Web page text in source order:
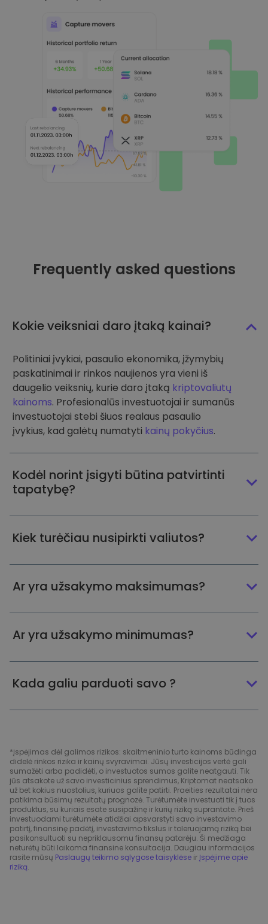
Frequently asked questions
Kokie veiksniai daro įtaką kainai?
Politiniai įvykiai, pasaulio ekonomika, įžymybių
paskatinimai ir rinkos naujienos yra vieni iš
daugelio veiksnių, kurie daro įtaką kriptovaliutų
kainoms. Profesionalūs investuotojai ir sumanūs
investuotojai stebi šiuos realaus pasaulio
įvykius, kad galėtų numatyti kainų pokyčius.
Kodėl norint įsigyti būtina patvirtinti
tapatybę?
Kiek turėčiau nusipirkti valiutos?
Ar yra užsakymo maksimumas?
Ar yra užsakymo minimumas?
Kada galiu parduoti savo ?
*Įspėjimas dėl galimos rizikos: skaitmeninio turto kainoms būdinga
didelė rinkos rizika ir kainų svyravimai. Jūsų investicijos vertė gali
sumažėti arba padidėti, o investuotos sumos galite neatgauti. Tik
jūs atsakote už savo investicinius sprendimus, Kriptomat neatsako
už bet kokius nuostolius, kuriuos galite patirti. Praeities rezultatai nėra
patikima būsimų rezultatų prognozė. Turėtumėte investuoti tik į tuos
produktus, su kuriais esate susipažinę ir kurių riziką suprantate. Prieš
investuodami turėtumėte atidžiai apsvarstyti savo investavimo
patirtį, finansinę padėtį, investavimo tikslus ir toleruojamą riziką bei
pasikonsultuoti su nepriklausomu finansų patarėju. Ši medžiaga
neturėtų būti laikoma finansine konsultacija. Daugiau informacijos
rasite mūsų Paslaugų teikimo sąlygose taisyklėse ir Įspėjime apie
riziką.